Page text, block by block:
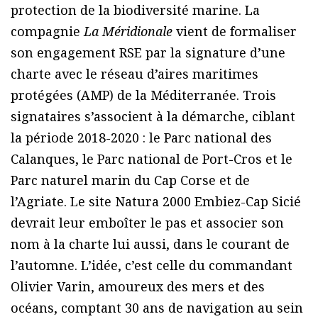
protection de la biodiversité marine. La
compagnieLa Méridionale vient de formaliser
son engagement RSE par la signature d’une
charte avec le réseau d’aires maritimes
protégées (AMP) de la Méditerranée. Trois
signataires s’associent à la démarche, ciblant
la période 2018-2020 : le Parc national des
Calanques, le Parc national de Port-Cros et le
Parc naturel marin du Cap Corse et de
l’Agriate. Le site Natura 2000 Embiez-Cap Sicié
devrait leur emboîter le pas et associer son
nom à la charte lui aussi, dans le courant de
l’automne. L’idée, c’est celle du commandant
Olivier Varin, amoureux des mers et des
océans, comptant 30 ans de navigation au sein